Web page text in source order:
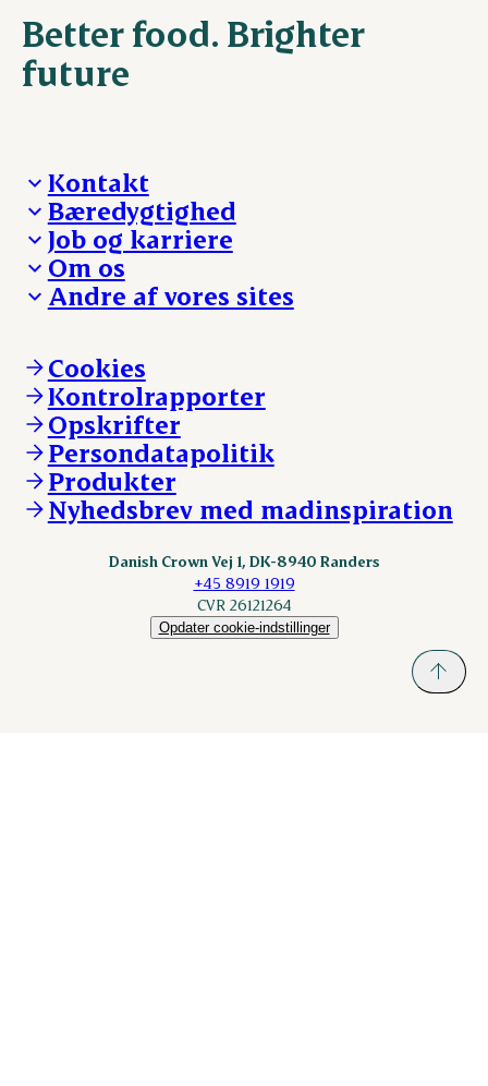
Better food. Brighter
future
Kontakt
Besøg Danish Crown
Presse og nyheder
Reklamationer
Whistleblower
Øvrige henvendelser
Bæredygtighed
Fra jord til bord
Hverdagen
Ansvarlighed og nøgletal
Job og karriere
Arbejd med os
Ledige stillinger
Om os
Hvem er vi
Vores resultater
Vores lokationer
Kontakt
Andre af vores sites
Andelsejere - kreatur
Danishcrownprofessional.com
DAT-Schaub.com
ESS-FOOD.com
Fonden Dansk Gastronomi
KLS.se
nordicspoor.com
Scanhide.dk
Cookies
Kontrolrapporter
Opskrifter
Persondatapolitik
Produkter
Nyhedsbrev med madinspiration
Danish Crown Vej 1, DK-8940 Randers
+45 8919 1919
CVR 26121264
Opdater cookie-indstillinger